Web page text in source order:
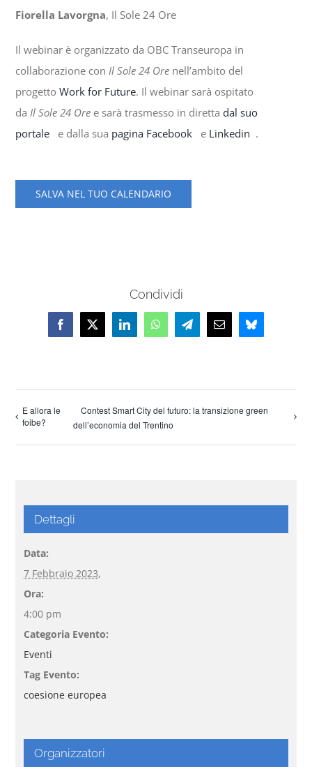
Fiorella Lavorgna, Il Sole 24 Ore
Il webinar è organizzato da OBC Transeuropa in
collaborazione conIl Sole 24 Ore nell’ambito del
progettoWork for Future. Il webinar sarà ospitato
daIl Sole 24 Ore e sarà trasmesso in direttadal suo
portale
e dalla sua pagina Facebook e Linkedin .
SALVA NEL TUO CALENDARIO
Condividi
Facebook
X LinkedInWhatsAppTelegramEmail Bluesky
E allora le
foibe?
Contest Smart City del futuro: la transizione green
dell’economia del Trentino
Dettagli
Data:
7 Febbraio 2023,
Ora:
4:00 pm
Categoria Evento:
Eventi
Tag Evento:
coesione europea
Organizzatori